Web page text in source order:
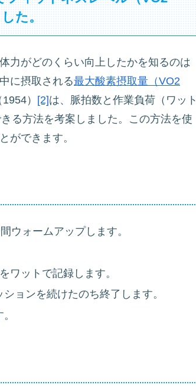
た。
力がどのくらい向上したかを知るのは
に摂取される最大酸素摂取量（VO2
） [2]は、脈拍数と作業負荷（ワット
る方法を考案しました。この方法を使
ができます。
ウォームアップします。
ワットで記録します。
ョンを続けたのち終了します。